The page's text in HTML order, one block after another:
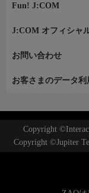
Fun! J:COM
J:COM オフィシャ
お問い合わせ
お客さまのデータ
Copyright
Copyright ©Jupiter